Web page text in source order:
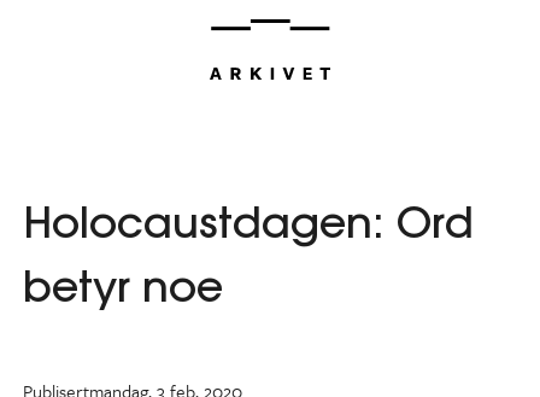
Holocaustdagen: Ord
betyr noe
Publisertmandag, 3 feb, 2020